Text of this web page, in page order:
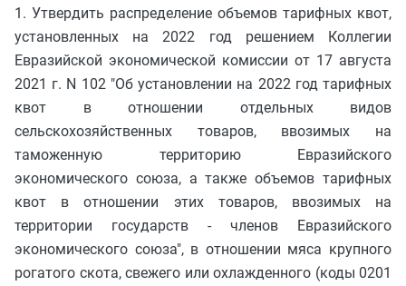
1. Утвердить распределение объемов тарифных квот,
установленных на 2022 год решением Коллегии
Евразийской экономической комиссии от 17 августа
2021 г. N 102 "Об установлении на 2022 год тарифных
квот в отношении отдельных видов
сельскохозяйственных товаров, ввозимых на
таможенную территорию Евразийского
экономического союза, а также объемов тарифных
квот в отношении этих товаров, ввозимых на
территории государств - членов Евразийского
экономического союза", в отношении мяса крупного
рогатого скота, свежего или охлажденного (коды 0201